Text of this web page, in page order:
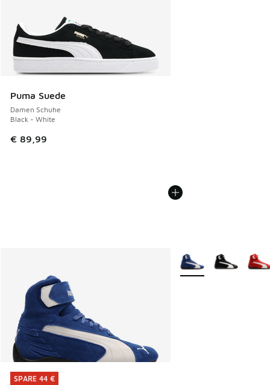
Puma Suede
Damen Schuhe
Black - White
€ 89,99
SPARE 44 €
SPARE 44 €
Weitere Farben